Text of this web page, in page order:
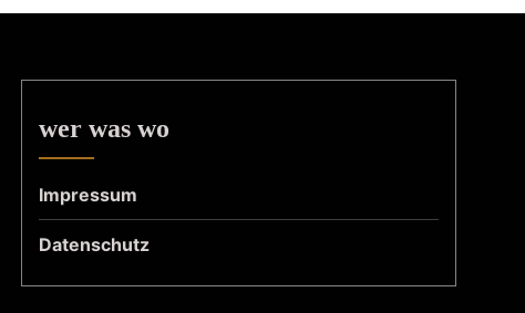
wer was wo
Impressum
Datenschutz